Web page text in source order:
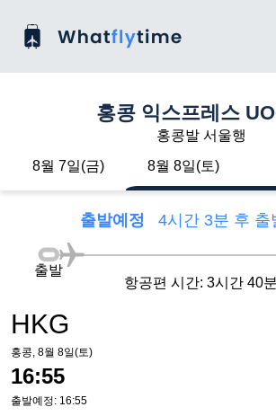
홍콩 익스프레스
홍콩발 서울행
8월 7일(금)
8월 8일(토)
출발예정 4시간 3분 후 출
HKG
홍콩, 8월 8일(토)
16:55
출발예정: 16:55
출발
항공편 시간: 3시간 40분